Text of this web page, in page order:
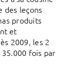
des leçons
produits
et
2009, les 2
fois par